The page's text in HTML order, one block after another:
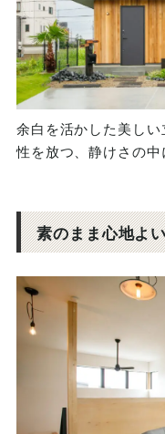
余白を活かした美し
性を放つ、静けさの中
素のまま心地よ